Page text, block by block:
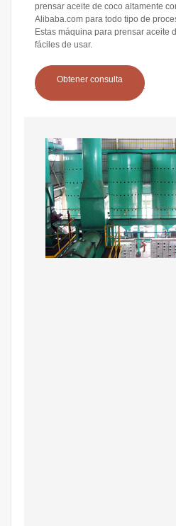
prensar aceite de coco altamente
Alibaba.com para todo tipo de
Estas máquina para prensar aceite
fáciles de usar.
Obtener consulta